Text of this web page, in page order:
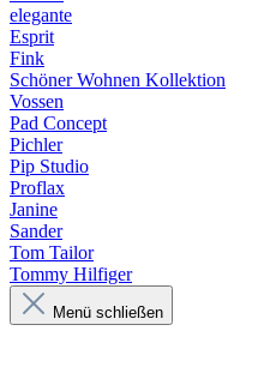
elegante
Esprit
Fink
Schöner Wohnen Kollektion
Vossen
Pad Concept
Pichler
Pip Studio
Proflax
Janine
Sander
Tom Tailor
Tommy Hilfiger
Menü schließen